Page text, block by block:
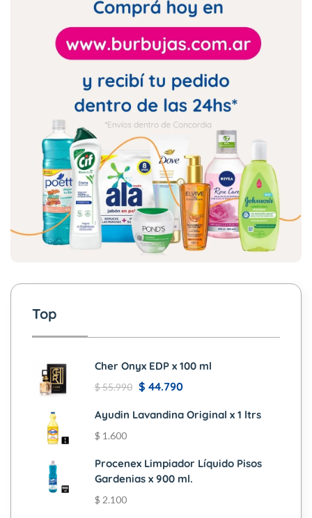
Top
Cher Onyx EDP x 100 ml
$55.990 $ 44.790
Ayudin Lavandina Original x 1 ltrs
$ 1.600
Procenex Limpiador Líquido Pisos
Gardenias x 900 ml.
$ 2.100